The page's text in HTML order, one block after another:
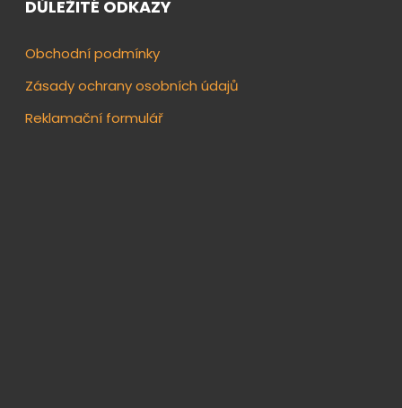
DŮLEŽITÉ ODKAZY
Obchodní podmínky
Zásady ochrany osobních údajů
Reklamační formulář